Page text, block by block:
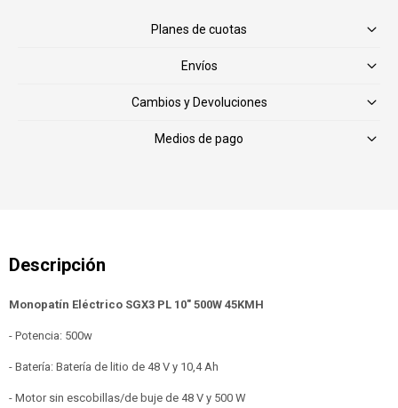
Planes de cuotas
Envíos
Cambios y Devoluciones
Medios de pago
Monopatín Eléctrico SGX3 PL 10" 500W 45KMH
- Potencia: 500w
- Batería: Batería de litio de 48 V y 10,4 Ah
- Motor sin escobillas/de buje de 48 V y 500 W